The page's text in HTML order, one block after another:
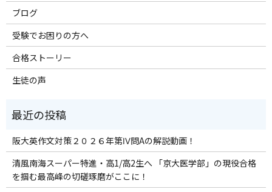
ブログ
受験でお困りの方へ
合格ストーリー
生徒の声
阪大英作文対策２０２６年第Ⅳ問Aの解説動画！
清風南海スーパー特進・高1/高2生へ 「京大医学部」の現役合格
を掴む最高峰の切磋琢磨がここに！